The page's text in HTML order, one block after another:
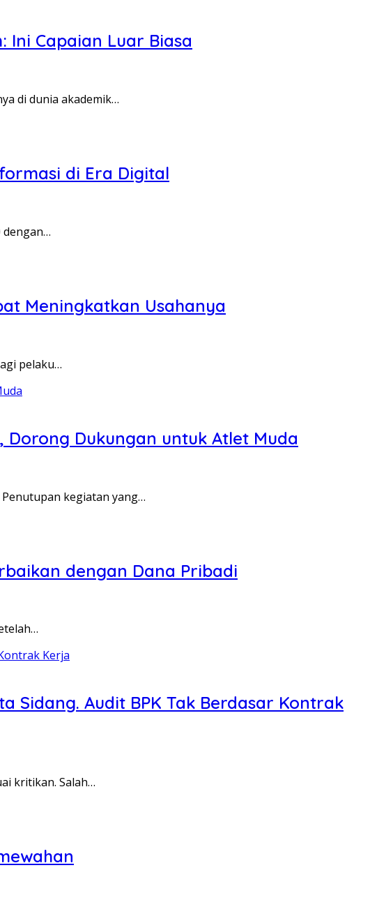
Ini Capaian Luar Biasa
di dunia akademik…
di Era Digital
dengan…
Meningkatkan Usahanya
pelaku…
Dorong Dukungan untuk Atlet Muda
kegiatan yang…
dengan Dana Pribadi
Sidang. Audit BPK Tak Berdasar Kontrak
kritikan. Salah…